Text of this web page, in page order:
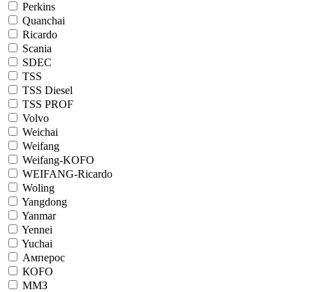
Perkins
Quanchai
Ricardo
Scania
SDEC
TSS
TSS Diesel
TSS PROF
Volvo
Weichai
Weifang
Weifang-KOFO
WEIFANG-Ricardo
Woling
Yangdong
Yanmar
Yennei
Yuchai
Амперос
КОFO
ММЗ